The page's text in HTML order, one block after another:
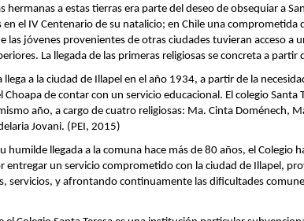
hermanas a estas tierras era parte del deseo de obsequiar a
el IV Centenario de su natalicio; en Chile una comprometida
las jóvenes provenientes de otras ciudades tuvieran acceso a
La llegada de las primeras religiosas se concreta a partir
llega a la ciudad de Illapel en el año 1934, a partir de la
Choapa de contar con un servicio educacional. El colegio Santa
año, a cargo de cuatro religiosas: Ma. Cinta Doménech,
Jovani. (PEI, 2015)
humilde llegada a la comuna hace más de 80 años, el Colegio
entregar un servicio comprometido con la ciudad de Illapel,
servicios, y afrontando continuamente las dificultades